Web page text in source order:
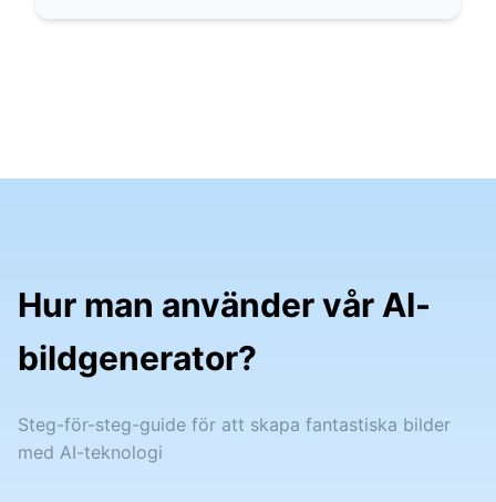
Hur man använder vår AI-
bildgenerator?
Steg-för-steg-guide för att skapa fantastiska bilder
med AI-teknologi